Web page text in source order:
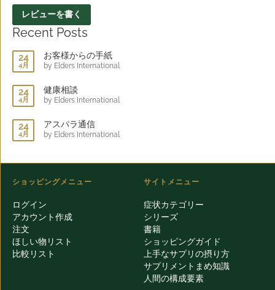
レビューを書く
Recent Posts
24
4月
お客様からの手紙
by Elders International
24
4月
健康相談
by Elders International
24
4月
アスパラ通信
by Elders International
ショッピングメニュー
ログイン
アカウント作成
注文
ほしい物リスト
比較リスト
サイトメニュー
症状カテゴリー
シリーズ
書籍
ショッピングガイド
上手なサプリの摂り方
サプリメントまめ知識
人間の構成要素